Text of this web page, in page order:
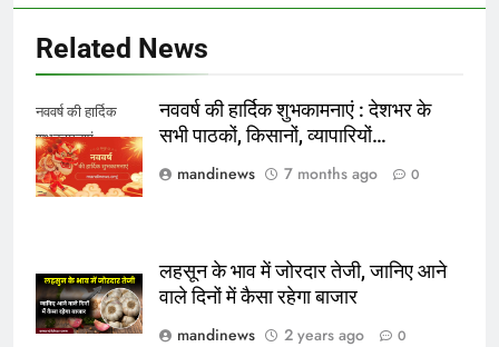
Related News
नववर्ष की हार्दिक
शुभकामनाएं
नववर्ष की हार्दिक शुभकामनाएं : देशभर के
सभी पाठकों, किसानों, व्यापारियों…
mandinews
7 months ago 0
लहसून के भाव में जोरदार तेजी, जानिए आने
वाले दिनों में कैसा रहेगा बाजार
mandinews
2 years ago 0